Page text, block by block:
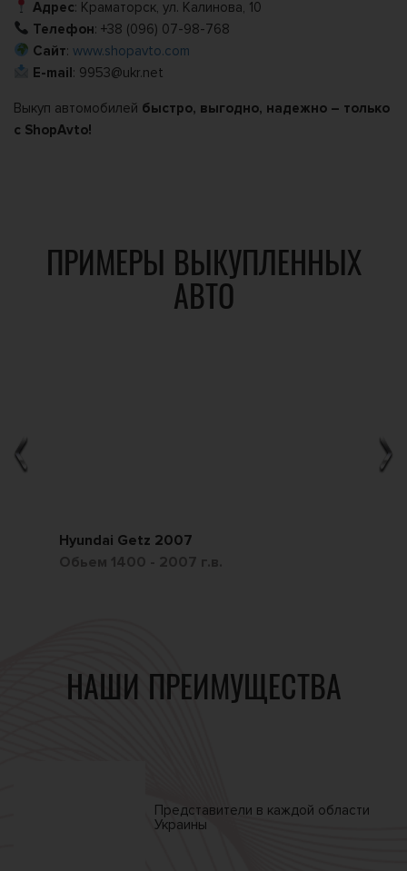
Адрес: Краматорск, ул. Калинова, 10
Телефон: +38 (096) 07-98-768
Сайт:www.shopavto.com
E-mail: 9953@ukr.net
Выкуп автомобилей быстро, выгодно, надежно – только
с ShopAvto!
ПРИМЕРЫ ВЫКУПЛЕННЫХ
АВТО
Hyundai Getz 2007
Обьем 1400 - 2007 г.в.
НАШИ ПРЕИМУЩЕСТВА
Представители в каждой области
Украины